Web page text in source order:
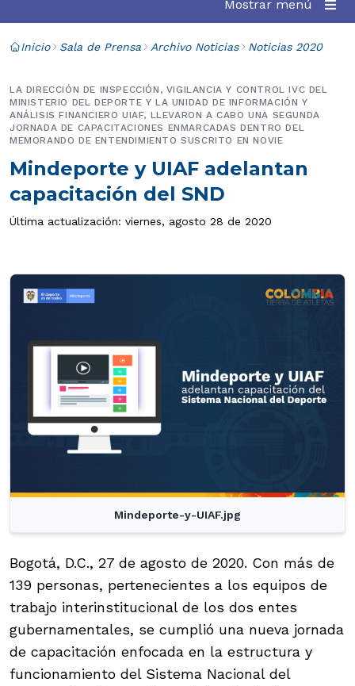
Mostrar menú
Inicio Sala de Prensa Archivo Noticias Noticias 2020
Mindeporte y UIAF adelantan
capacitación del SND
LA DIRECCIÓN DE INSPECCIÓN, VIGILANCIA Y CONTROL IVC DEL
MINISTERIO DEL DEPORTE Y LA UNIDAD DE INFORMACIÓN Y
ANÁLISIS FINANCIERO UIAF, LLEVARON A CABO UNA SEGUNDA
JORNADA DE CAPACITACIONES ENMARCADAS DENTRO DEL
MEMORANDO DE ENTENDIMIENTO SUSCRITO EN NOVIE
Última actualización: viernes, agosto 28 de 2020
Mindeporte-y-UIAF.jpg
Bogotá, D.C., 27 de agosto de 2020. Con más de
139 personas, pertenecientes a los equipos de
trabajo interinstitucional de los dos entes
gubernamentales, se cumplió una nueva jornada
de capacitación enfocada en la estructura y
funcionamiento del Sistema Nacional del